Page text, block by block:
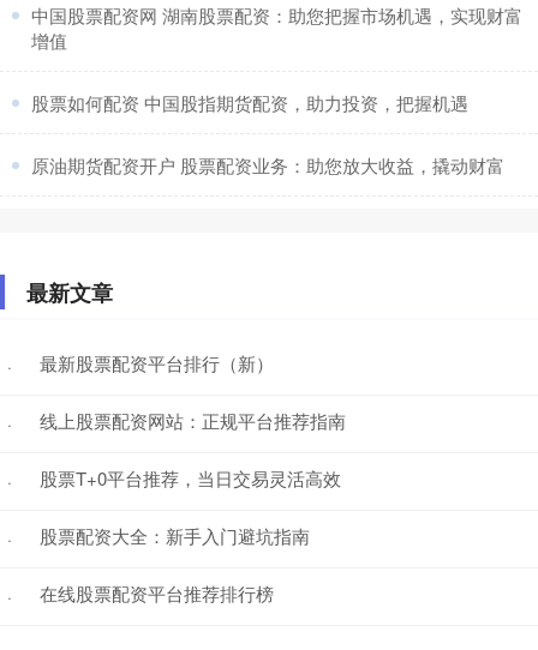
​中国股票配资网 湖南股票配资：助您把握市场机遇，实现财富
增值
​股票如何配资 中国股指期货配资，助力投资，把握机遇
​原油期货配资开户 股票配资业务：助您放大收益，撬动财富
最新文章
· 最新股票配资平台排行（新）
· 线上股票配资网站：正规平台推荐指南
· 股票T+0平台推荐，当日交易灵活高效
· 股票配资大全：新手入门避坑指南
· 在线股票配资平台推荐排行榜